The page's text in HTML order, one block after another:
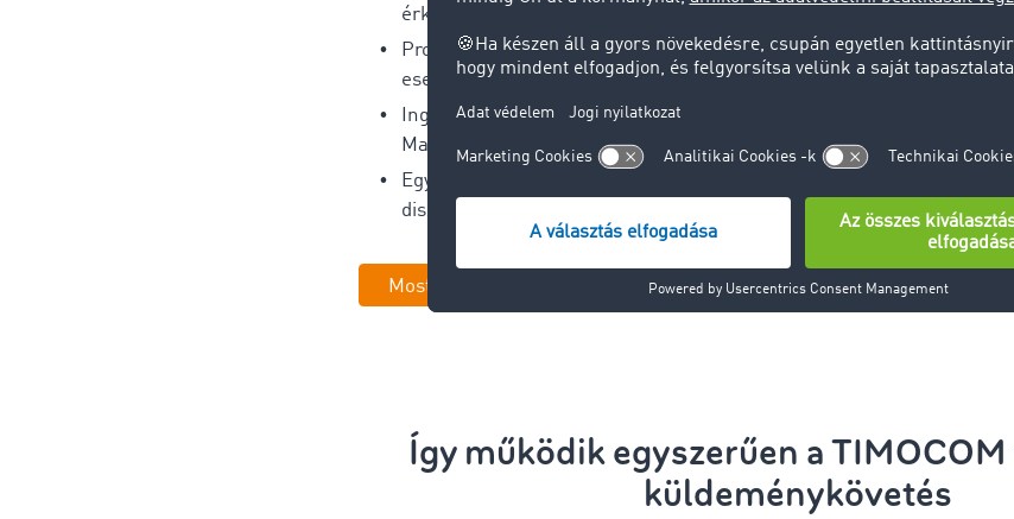
érkezési idők (ETA)
Proaktív kockázatkezelés késések
esetén
Ingyenes használat a TIMOCOM
Marketplace-en
Egyszerű integráció a saját
diszpozíciós eszközbe
Most időpontot egyeztetni
jármű
jelenjen
A
Most
Így működik egyszerűen a
küldeménykövetés